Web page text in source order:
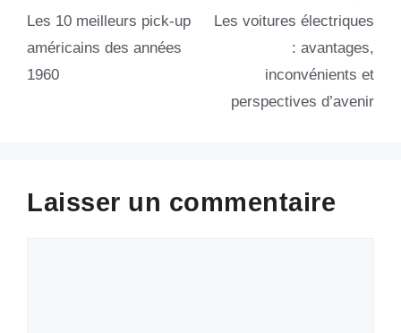
Les 10 meilleurs pick-up
américains des années
1960
Les voitures électriques
: avantages,
inconvénients et
perspectives d’avenir
Laisser un commentaire